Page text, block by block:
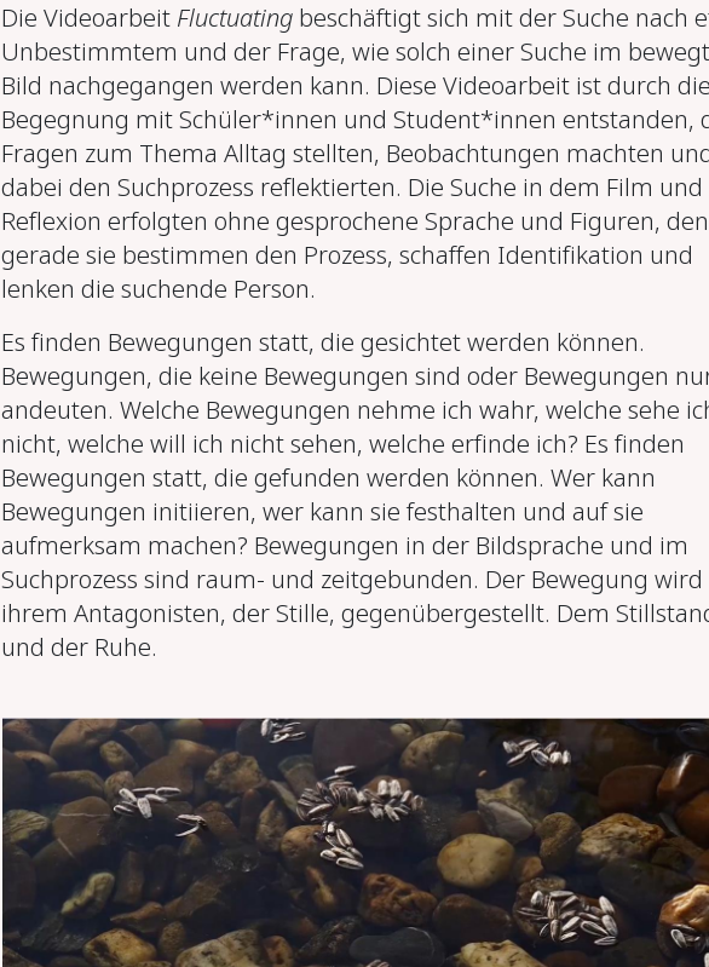
Die Videoarbeit Fluctuatingbeschäftigt sich mit der Suche nach
Unbestimmtem und der Frage, wie solch einer Suche im
Bild nachgegangen werden kann. Diese Videoarbeit ist durch
Begegnung mit Schüler*innen und Student*innen entstanden,
Fragen zum Thema Alltag stellten, Beobachtungen machten
dabei den Suchprozess reflektierten. Die Suche in dem Film
Reflexion erfolgten ohne gesprochene Sprache und Figuren,
gerade sie bestimmen den Prozess, schaffen Identifikation und
lenken die suchende Person.
Es finden Bewegungen statt, die gesichtet werden können.
Bewegungen, die keine Bewegungen sind oder Bewegungen
andeuten. Welche Bewegungen nehme ich wahr, welche sehe
nicht, welche will ich nicht sehen, welche erfinde ich? Es finden
Bewegungen statt, die gefunden werden können. Wer kann
Bewegungen initiieren, wer kann sie festhalten und auf sie
aufmerksam machen? Bewegungen in der Bildsprache und im
Suchprozess sind raum- und zeitgebunden. Der Bewegung wird
ihrem Antagonisten, der Stille, gegenübergestellt. Dem
und der Ruhe.